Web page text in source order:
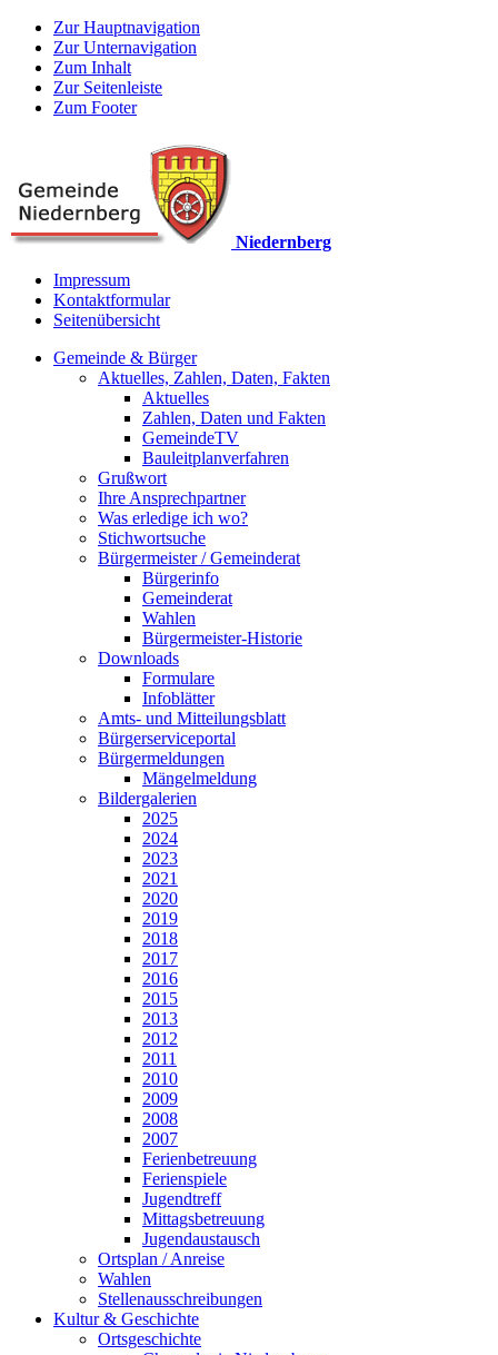
Zur Hauptnavigation
Zur Unternavigation
Zum Inhalt
Zur Seitenleiste
Zum Footer
Niedernberg
Impressum
Kontaktformular
Seitenübersicht
Gemeinde & Bürger
Aktuelles, Zahlen, Daten, Fakten
Aktuelles
Zahlen, Daten und Fakten
GemeindeTV
Bauleitplanverfahren
Grußwort
Ihre Ansprechpartner
Was erledige ich wo?
Stichwortsuche
Bürgermeister / Gemeinderat
Bürgerinfo
Gemeinderat
Wahlen
Bürgermeister-Historie
Downloads
Formulare
Infoblätter
Amts- und Mitteilungsblatt
Bürgerserviceportal
Bürgermeldungen
Mängelmeldung
Bildergalerien
2025
2024
2023
2021
2020
2019
2018
2017
2016
2015
2013
2012
2011
2010
2009
2008
2007
Ferienbetreuung
Ferienspiele
Jugendtreff
Mittagsbetreuung
Jugendaustausch
Ortsplan / Anreise
Wahlen
Stellenausschreibungen
Kultur & Geschichte
Ortsgeschichte